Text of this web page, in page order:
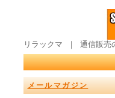
リラックマ ｜ 通信販売
メールマガジン